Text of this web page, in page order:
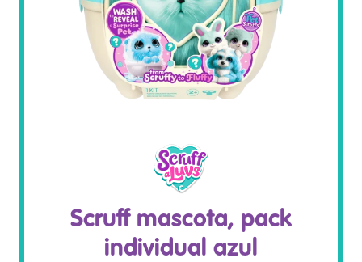
Scruff mascota, pack
individual azul